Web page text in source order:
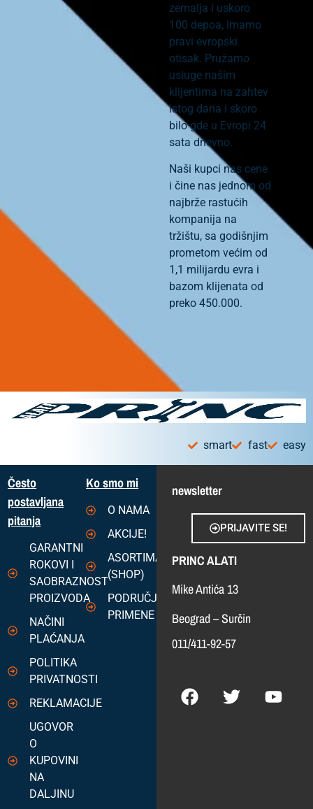
zemalja i uskoro
100 depoa, imamo
pravi evropski
otisak. Pružamo
usluge našim
klijentima na zahtev
istog dana i skoro
bilo gde u Evropi 24
sata dnevno.
Naši kupci nas cene
i čine nas jednom od
najbrže rastućih
kompanija na
tržištu, sa godišnjim
prometom većim od
1,1 milijardu evra i
bazom klijenata od
preko 450.000.
smart fast easy
Često
postavljana
pitanja
GARANTNI
ROKOVI I
SAOBRAZNOST
PROIZVODA
NAČINI
PLAĆANJA
POLITIKA
PRIVATNOSTI
REKLAMACIJE
UGOVOR
O
KUPOVINI
NA
DALJINU
Ko smo mi
O NAMA
AKCIJE!
ASORTIMAN
(SHOP)
PODRUČJA
PRIMENE
newsletter
PRIJAVITE SE!
PRINC ALATI
Mike Antića 13
Beograd – Surčin
011/411-92-57